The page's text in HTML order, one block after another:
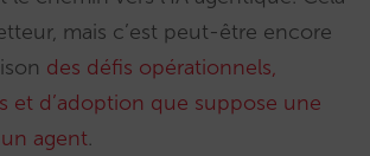
mais c’est peut-être encore
des défis opérationnels,
et d’adoption que suppose une
agent.